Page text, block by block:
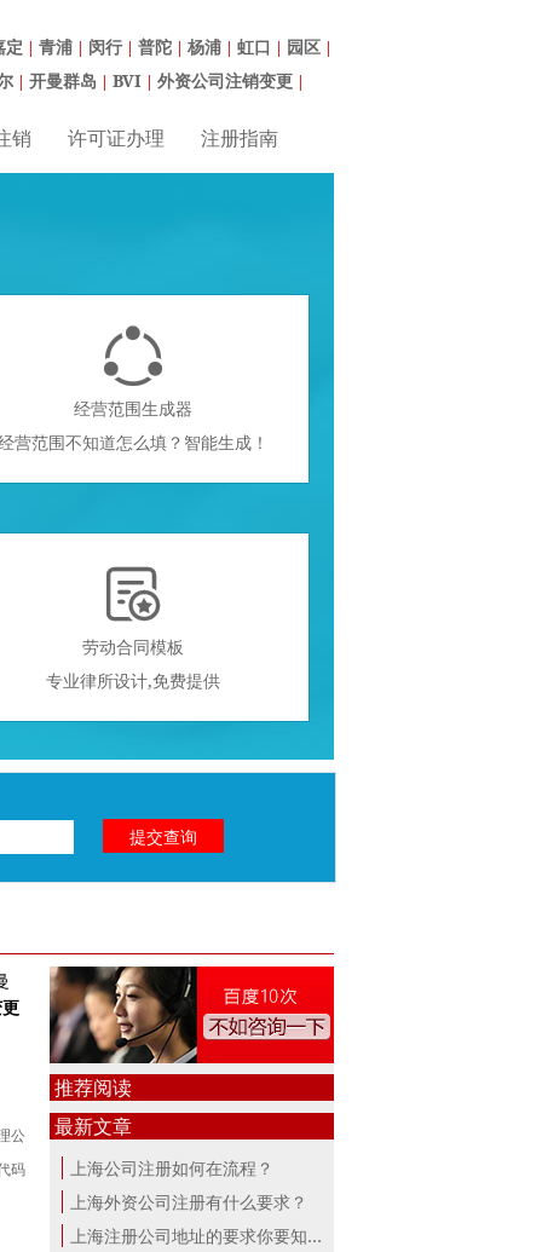
定 | 青浦 | 闵行 | 普陀 | 杨浦 | 虹口 | 园区 |
| 开曼群岛 | BVI | 外资公司注销变更 |
销 许可证办理 注册指南

经营范围生成器
营范围不知道怎么填？智能生成！

劳动合同模板
专业律所设计,免费提供
公
码
推荐阅读
最新文章
上海公司注册如何在流程？
上海外资公司注册有什么要求？
上海注册公司地址的要求你要知道！